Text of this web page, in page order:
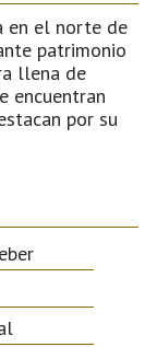
en el norte de
patrimonio
llena de
encuentran
por su